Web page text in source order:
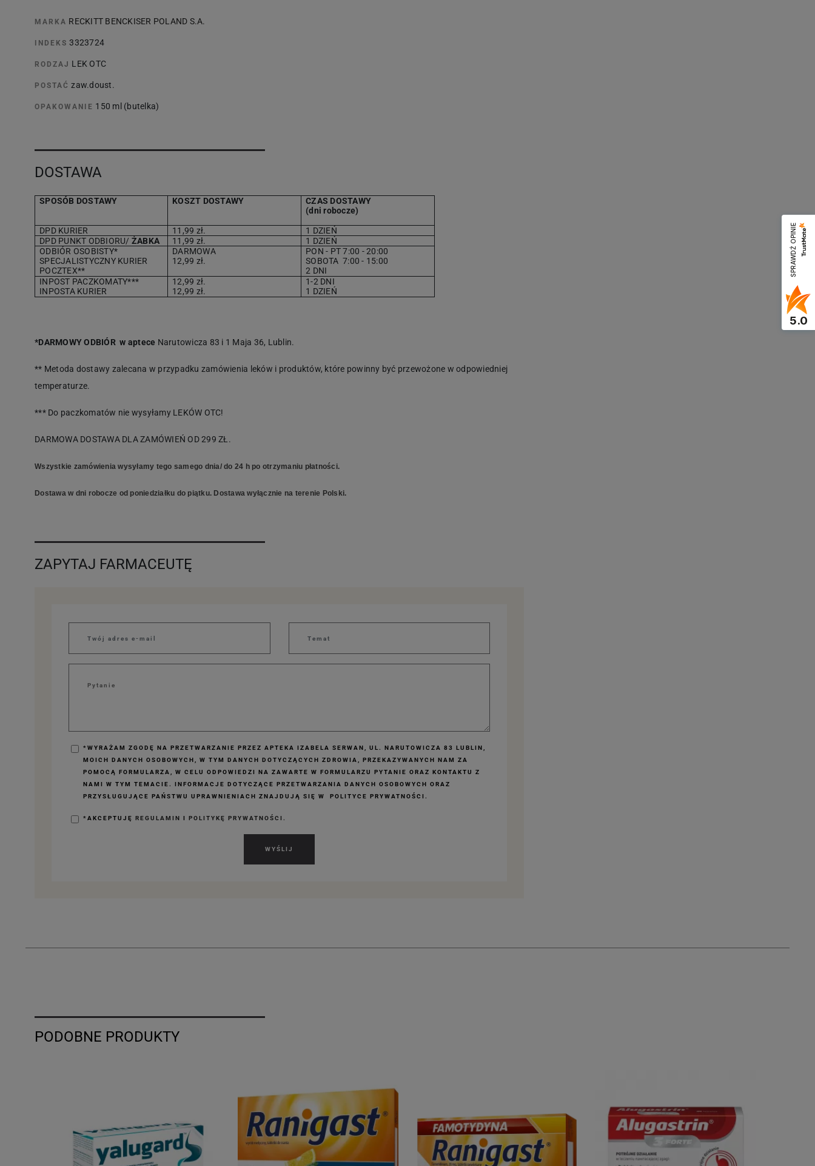
MARKA RECKITT BENCKISER POLAND S.A.
INDEKS 3323724
RODZAJ LEK OTC
POSTAĆ zaw.doust.
OPAKOWANIE 150 ml (butelka)
DOSTAWA
SPOSÓB DOSTAWY KOSZT DOSTAWY
CZAS DOSTAWY
(dni robocze)
DPD KURIER 11,99 zł.
1 DZIEŃ
DPD PUNKT ODBIORU/ ŻABKA 11,99 zł.
1 DZIEŃ
ODBIÓR OSOBISTY*
SPECJALISTYCZNY KURIER
POCZTEX**
DARMOWA
12,99 zł.
PON - PT 7:00 - 20:00
SOBOTA 7:00 - 15:00
2 DNI
INPOST PACZKOMATY***
INPOSTA KURIER
12,99 zł.
12,99 zł.
1-2 DNI
1 DZIEŃ
*DARMOWY ODBIÓR w aptece Narutowicza 83 i 1 Maja 36, Lublin.
** Metoda dostawy zalecana w przypadku zamówienia leków i produktów, które powinny być przewożone w odpowiedniej
temperaturze.
*** Do paczkomatów nie wysyłamy LEKÓW OTC!
DARMOWA DOSTAWA DLA ZAMÓWIEŃ OD 299 ZŁ.
Wszystkie zamówienia wysyłamy tego samego dnia/ do 24 h po otrzymaniu płatności.
Dostawa w dni robocze od poniedziałku do piątku. Dostawa wyłącznie na terenie Polski.
ZAPYTAJ FARMACEUTĘ
*WYRAŻAM ZGODĘ NA PRZETWARZANIE PRZEZ APTEKA IZABELA SERWAN, UL. NARUTOWICZA 83 LUBLIN,
MOICH DANYCH OSOBOWYCH, W TYM DANYCH DOTYCZĄCYCH ZDROWIA, PRZEKAZYWANYCH NAM ZA
POMOCĄ FORMULARZA, W CELU ODPOWIEDZI NA ZAWARTE W FORMULARZU PYTANIE ORAZ KONTAKTU Z
NAMI W TYM TEMACIE. INFORMACJE DOTYCZĄCE PRZETWARZANIA DANYCH OSOBOWYCH ORAZ
PRZYSŁUGUJĄCE PAŃSTWU UPRAWNIENIACH ZNAJDUJĄ SIĘ W POLITYCE PRYWATNOŚCI.
*AKCEPTUJĘ REGULAMIN I POLITYKĘ PRYWATNOŚCI.
WYŚLIJ
PODOBNE PRODUKTY
SPRAWDŹ OPINIE
5.0